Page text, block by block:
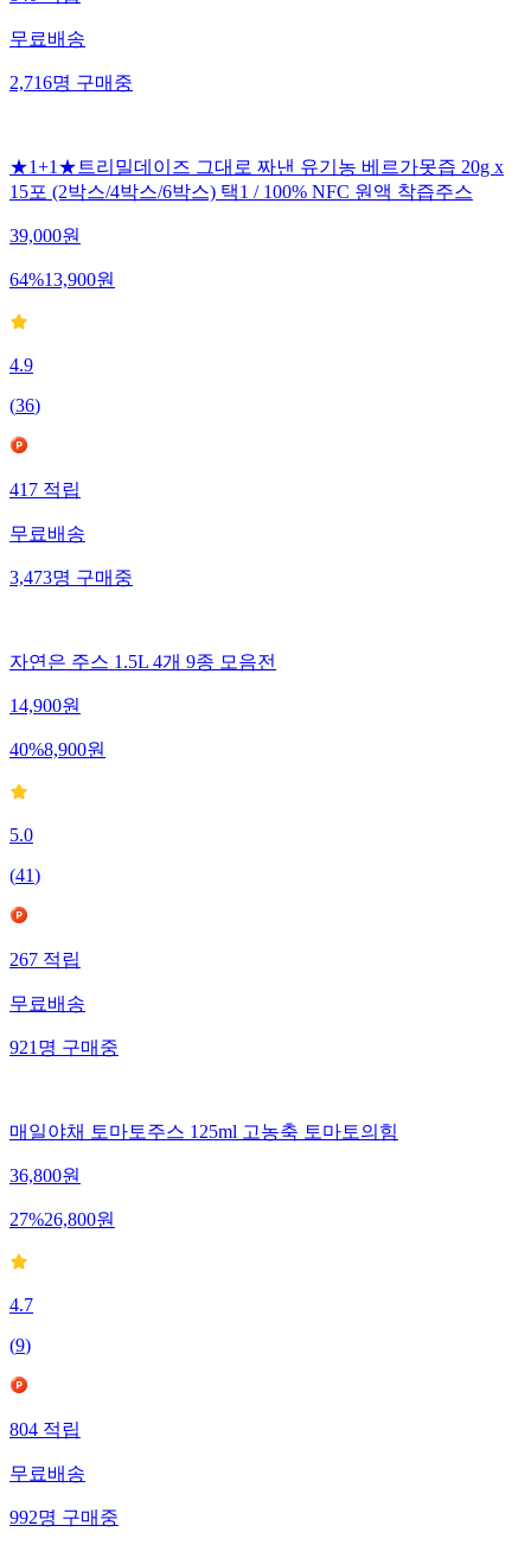
무료배송
2,716명구매중
★1+1★트리밀데이즈 그대로 짜낸 유기농 베르가못즙 20g x
15포 (2박스/4박스/6박스) 택1 / 100% NFC 원액 착즙주스
39,000원
64%13,900원
4.9
(36)
417적립
무료배송
3,473명구매중
자연은 주스 1.5L 4개 9종 모음전
14,900원
40%8,900원
5.0
(41)
267적립
무료배송
921명구매중
매일야채 토마토주스 125ml 고농축 토마토의힘
36,800원
27%26,800원
4.7
(9)
804적립
무료배송
992명구매중